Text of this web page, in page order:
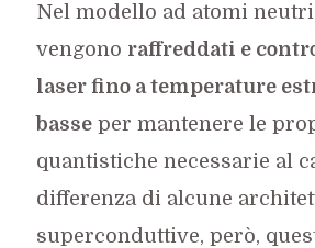
Nel modello ad atomi
vengono raffreddati e
laser fino a temperature
basse per mantenere le
quantistiche necessarie al
differenza di alcune
superconduttive, però,